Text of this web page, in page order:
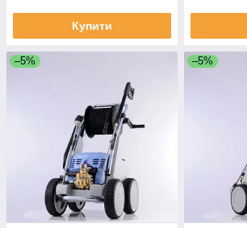
Купити
–5% –5%